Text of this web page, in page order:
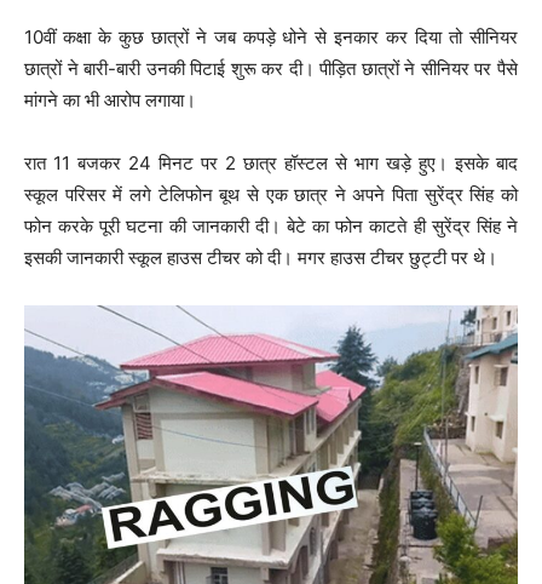
10वीं कक्षा के कुछ छात्रों ने जब कपड़े धोने से इनकार कर दिया तो सीनियर
छात्रों ने बारी-बारी उनकी पिटाई शुरू कर दी। पीड़ित छात्रों ने सीनियर पर पैसे
मांगने का भी आरोप लगाया।
रात 11 बजकर 24 मिनट पर 2 छात्र हॉस्टल से भाग खड़े हुए। इसके बाद
स्कूल परिसर में लगे टेलिफोन बूथ से एक छात्र ने अपने पिता सुरेंद्र सिंह को
फोन करके पूरी घटना की जानकारी दी। बेटे का फोन काटते ही सुरेंद्र सिंह ने
इसकी जानकारी स्कूल हाउस टीचर को दी। मगर हाउस टीचर छुट्टी पर थे।